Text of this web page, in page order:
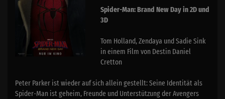
Spider-Man: Brand New Day in 2D und
3D
Tom Holland, Zendaya und Sadie Sink
in einem Film von Destin Daniel
Cretton
Peter Parker ist wieder auf sich allein gestellt: Seine Identität als
Spider-Man ist geheim, Freunde und Unterstützung der Avengers